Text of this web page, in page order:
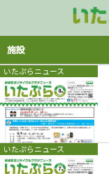
施設
いたぷらニュース
いたぷらニュース
屋上
3階 多目的室/処理ゾーン
2階 ラウンジフロア
家具の受入
衣類・雑貨類の受け入れ
拠点回収
「いたぷらショップ」
講演会
講座／ワークショップ
イベント
コンポスト
グリーンカーテン